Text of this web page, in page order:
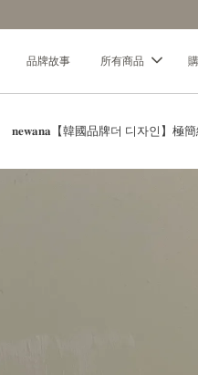
品牌故事 所有商品
𝐧𝐞𝐰𝐚𝐧𝐚【韓國品牌더 디자인】極